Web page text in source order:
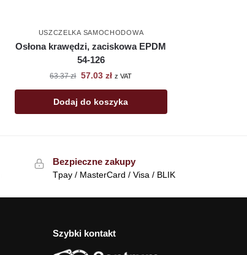
USZCZELKA SAMOCHODOWA
Osłona krawędzi, zaciskowa EPDM
54-126
63.37zł 57.03zł z VAT
Dodaj do koszyka
Bezpieczne zakupy
Tpay / MasterCard / Visa / BLIK
Szybki kontakt